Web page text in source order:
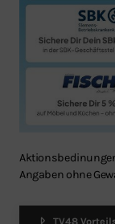
Angaben ohne
TV48